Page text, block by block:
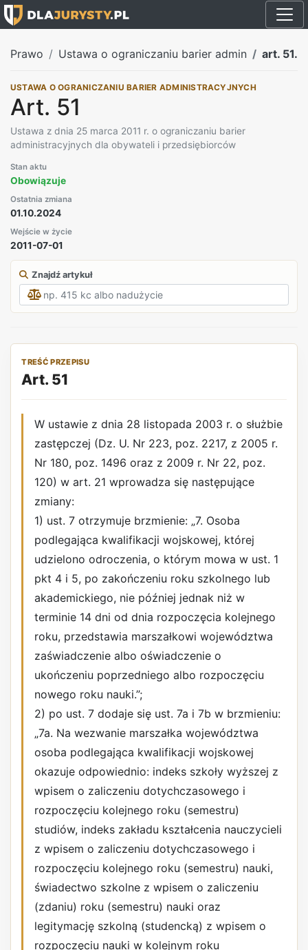
Prawo Ustawa o ograniczaniu barier admin art. 51.
USTAWA O OGRANICZANIU BARIER ADMINISTRACYJNYCH
Art. 51
Ustawa z dnia 25 marca 2011 r. o ograniczaniu barier
administracyjnych dla obywateli i przedsiębiorców
Stan aktu
Obowiązuje
Ostatnia zmiana
01.10.2024
Wejście w życie
2011-07-01
Znajdź artykuł
TREŚĆ PRZEPISU
Art. 51
W ustawie z dnia 28 listopada 2003 r. o służbie
zastępczej (Dz. U. Nr 223, poz. 2217, z 2005 r.
Nr 180, poz. 1496 oraz z 2009 r. Nr 22, poz.
120) w art. 21 wprowadza się następujące
zmiany:
1) ust. 7 otrzymuje brzmienie: „7. Osoba
podlegająca kwalifikacji wojskowej, której
udzielono odroczenia, o którym mowa w ust. 1
pkt 4 i 5, po zakończeniu roku szkolnego lub
akademickiego, nie później jednak niż w
terminie 14 dni od dnia rozpoczęcia kolejnego
roku, przedstawia marszałkowi województwa
zaświadczenie albo oświadczenie o
ukończeniu poprzedniego albo rozpoczęciu
nowego roku nauki.”;
2) po ust. 7 dodaje się ust. 7a i 7b w brzmieniu:
„7a. Na wezwanie marszałka województwa
osoba podlegająca kwalifikacji wojskowej
okazuje odpowiednio: indeks szkoły wyższej z
wpisem o zaliczeniu dotychczasowego i
rozpoczęciu kolejnego roku (semestru)
studiów, indeks zakładu kształcenia nauczycieli
z wpisem o zaliczeniu dotychczasowego i
rozpoczęciu kolejnego roku (semestru) nauki,
świadectwo szkolne z wpisem o zaliczeniu
(zdaniu) roku (semestru) nauki oraz
legitymację szkolną (studencką) z wpisem o
rozpoczęciu nauki w kolejnym roku